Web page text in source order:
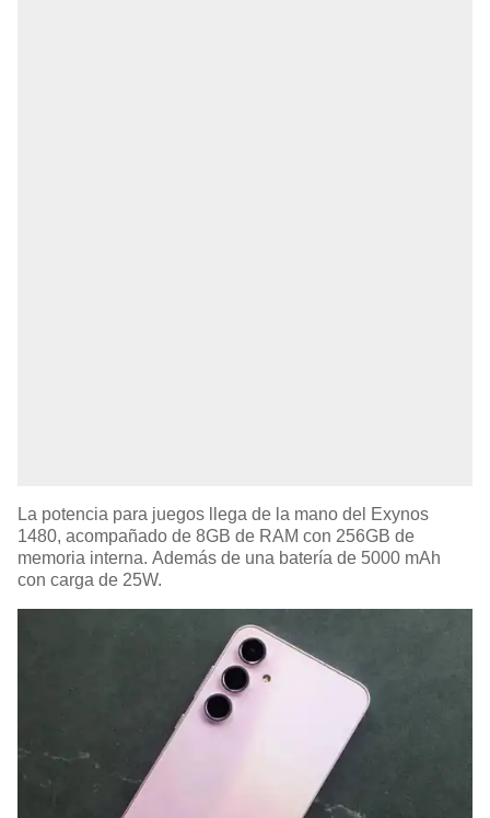
La potencia para juegos llega de la mano del Exynos
1480, acompañado de 8GB de RAM con 256GB de
memoria interna. Además de una batería de 5000 mAh
con carga de 25W.